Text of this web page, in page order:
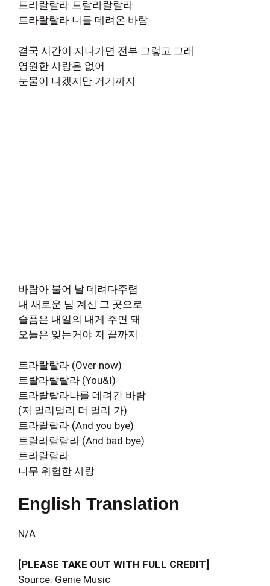
트라랄랄라 트랄라랄랄라
트라랄랄라 너를 데려온 바람
결국 시간이 지나가면 전부 그렇고 그래
영원한 사랑은 없어
눈물이 나겠지만 거기까지
바람아 불어 날 데려다주렴
내 새로운 님 계신 그 곳으로
슬픔은 내일의 내게 주면 돼
오늘은 잊는거야 저 끝까지
트라랄랄라 (Over now)
트랄라랄랄라 (You&I)
트라랄랄라나를 데려간 바람
(저 멀리멀리 더 멀리 가)
트라랄랄라 (And you bye)
트랄라랄랄라 (And bad bye)
트라랄랄라
너무 위험한 사랑
English Translation
N/A
[PLEASE TAKE OUT WITH FULL CREDIT]
Source: Genie Music